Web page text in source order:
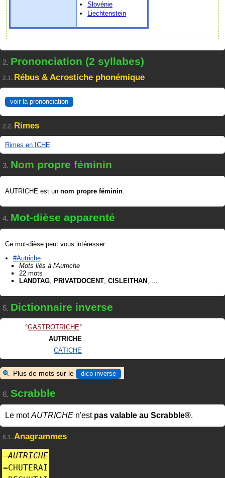
Slovénie
Liechtenstein
2. Prononciation (2 syllabes)
2.1. Rébus & Acrostiche phonémique
voir la prononciation
2.2. Rimes
Rimes en ICHE
3. Nom propre féminin
AUTRICHE est un nom propre féminin.
4. Mot-dièse apparenté
Ce mot-dièse peut vous intéresser :
#Autriche
Mots liés à l'Autriche
22 mots
LANDTAG, PRIVATDOCENT, CISLEITHAN , …
5. Dictionnaire inverse
GASTROTRICHE
AUTRICHE
CATICHE
Plus de mots sur le dico inverse
6. Scrabble
Le motAUTRICHE n'est pas valable au Scrabble®.
6.1. Anagrammes
AUTRICHE
=CHUTERAI